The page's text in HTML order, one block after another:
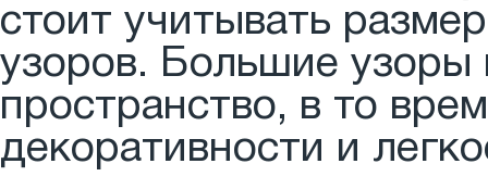
стоит учитывать
узоров. Большие узоры
пространство, в то
декоративности и